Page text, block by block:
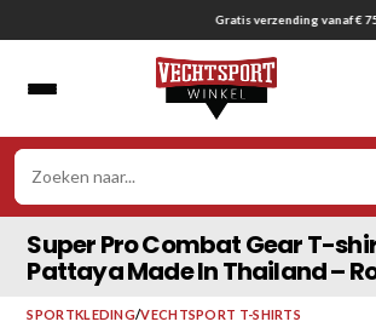
naar
Gratis verzending vanaf € 75,-
Super Pro Combat Gear T-
Pattaya Made In Thailand –
SPORTKLEDING/VECHTSPORT T-SHIRTS